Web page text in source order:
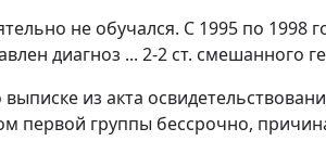
не обучался. С 1995 по 1998
диагноз ... 2-2 ст. смешанного
выписке из акта
первой группы бессрочно,